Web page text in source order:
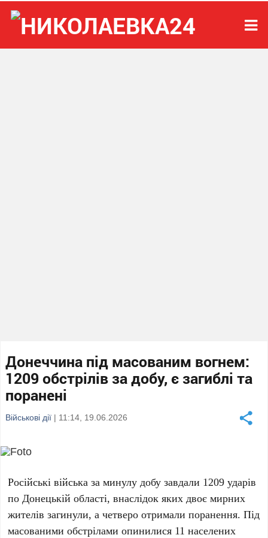
Донеччина під масованим вогнем:
1209 обстрілів за добу, є загиблі та
поранені
Військові дії | 11:14, 19.06.2026
Російські війська за минулу добу завдали 1209 ударів
по Донецькій області, внаслідок якихдвоє мирних
жителів загинули, ачетверо отримали поранення. Під
масованими обстрілами опинилися 11 населених